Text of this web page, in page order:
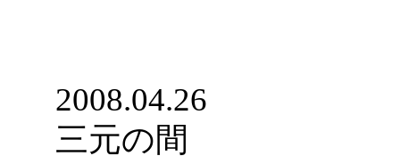
2008.04.26
三元の間